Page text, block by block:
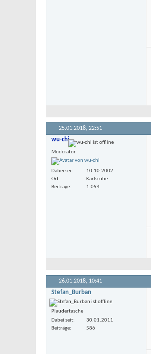
25.01.2018, 22:51
wu-chi
Moderator
Dabei seit
10.10.2002
Ort
Karlsruhe
Beiträge
1.094
26.01.2018, 10:41
Stefan_Burban
Plaudertasche
Dabei seit
30.01.2011
Beiträge
586